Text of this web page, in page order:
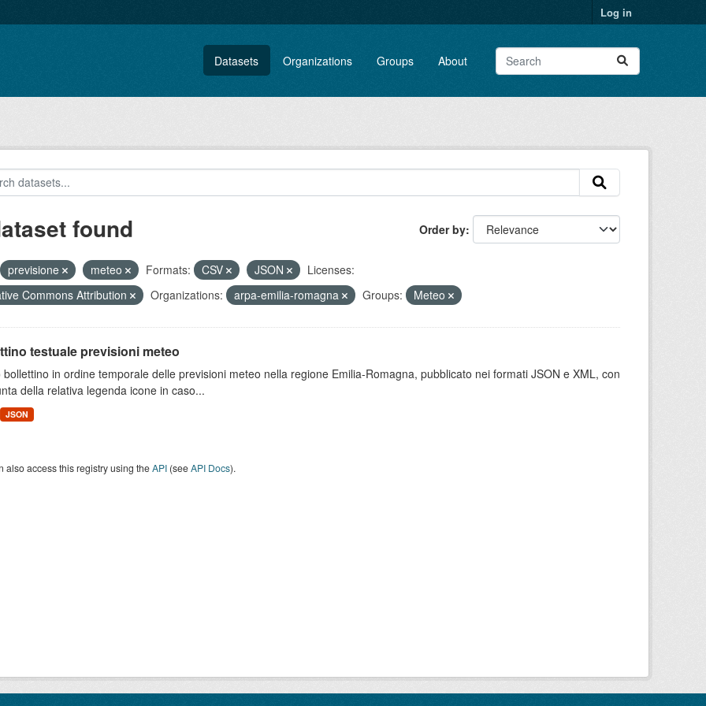
Log in
Datasets Organizations Groups About
Order by
found
previsione meteo Formats: CSV JSON
Licenses:
Commons Attribution
Organizations: arpa-emilia-romagna Groups: Meteo
testuale previsioni meteo
bollettino in ordine temporale delle previsioni meteo nella regione Emilia-Romagna, pubblicato nei formati JSON e XML, con
della relativa legenda icone in caso...
JSON
also access this registry using theAPI(seeAPI Docs).